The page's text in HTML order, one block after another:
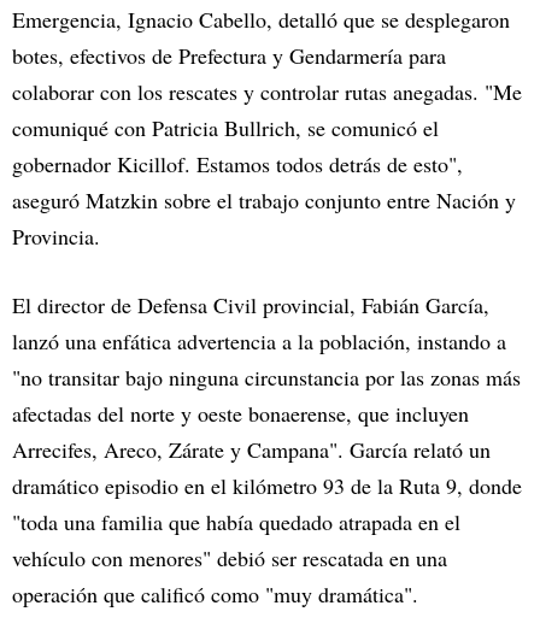
Emergencia, Ignacio Cabello, detalló que se desplegaron
botes, efectivos de Prefectura y Gendarmería para
colaborar con los rescates y controlar rutas anegadas. "Me
comuniqué con Patricia Bullrich, se comunicó el
gobernador Kicillof. Estamos todos detrás de esto",
aseguró Matzkin sobre el trabajo conjunto entre Nación y
Provincia.
El director de Defensa Civil provincial, Fabián García,
lanzó una enfática advertencia a la población, instando a
"no transitar bajo ninguna circunstancia por las zonas más
afectadas del norte y oeste bonaerense, que incluyen
Arrecifes, Areco, Zárate y Campana". García relató un
dramático episodio en el kilómetro 93 de la Ruta 9, donde
"toda una familia que había quedado atrapada en el
vehículo con menores" debió ser rescatada en una
operación que calificó como "muy dramática".